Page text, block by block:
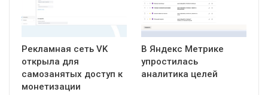
Рекламная сеть VK
открыла для
самозанятых доступ к
монетизации
В Яндекс Метрике
упростилась
аналитика целей